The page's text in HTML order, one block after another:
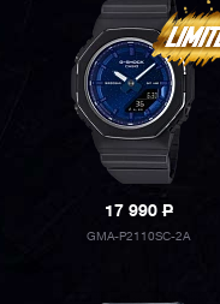
17 990P
GMA-P2110SC-2A